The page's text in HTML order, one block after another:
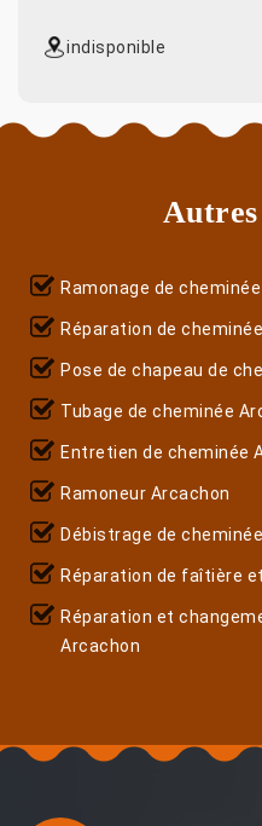
indisponible
Autres
Ramonage de
Réparation de
Pose de chapeau de
Tubage de cheminée
Entretien de cheminée
Ramoneur Arcachon
Débistrage de
Réparation de faîtière
Réparation et
Arcachon